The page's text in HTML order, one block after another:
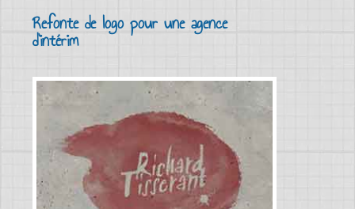
Refonte de logo pour une agence
d'intérim